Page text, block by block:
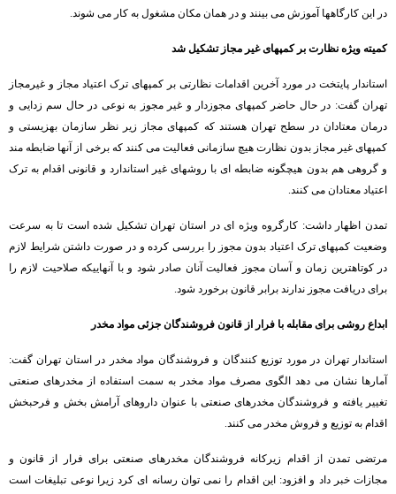
در این کارگاهها آموزش می بینند و در همان مکان مشغول به کار می شوند.
کمیته ویژه نظارت بر کمپهای غیر مجاز تشکیل شد
استاندار پایتخت در مورد آخرین اقدامات نظارتی بر کمپهای ترک اعتیاد مجاز و غیرمجاز
تهران گفت: در حال حاضر کمپهای مجوزدار و غیر مجوز به نوعی در حال سم زدایی و
درمان معتادان در سطح تهران هستند که کمپهای مجاز زیر نظر سازمان بهزیستی و
کمپهای غیر مجاز بدون نظارت هیچ سازمانی فعالیت می کنند که برخی از آنها ضابطه مند
و گروهی هم بدون هیچگونه ضابطه ای با روشهای غیر استاندارد و قانونی اقدام به ترک
اعتیاد معتادان می کنند.
تمدن اظهار داشت: کارگروه ویژه ای در استان تهران تشکیل شده است تا به سرعت
وضعیت کمپهای ترک اعتیاد بدون مجوز را بررسی کرده و در صورت داشتن شرایط لازم
در کوتاهترین زمان و آسان مجوز فعالیت آنان صادر شود و با آنهاییکه صلاحیت لازم را
برای دریافت مجوز ندارند برابر قانون برخورد شود.
ابداع روشی برای مقابله با فرار از قانون فروشندگان جزئی مواد مخدر
استاندار تهران در مورد توزیع کنندگان و فروشندگان مواد مخدر در استان تهران گفت:
آمارها نشان می دهد الگوی مصرف مواد مخدر به سمت استفاده از مخدرهای صنعتی
تغییر یافته و فروشندگان مخدرهای صنعتی با عنوان داروهای آرامش بخش و فرحبخش
اقدام به توزیع و فروش مخدر می کنند.
مرتضی تمدن از اقدام زیرکانه فروشندگان مخدرهای صنعتی برای فرار از قانون و
مجازات خبر داد و افزود: این اقدام را نمی توان رسانه ای کرد زیرا نوعی تبلیغات است